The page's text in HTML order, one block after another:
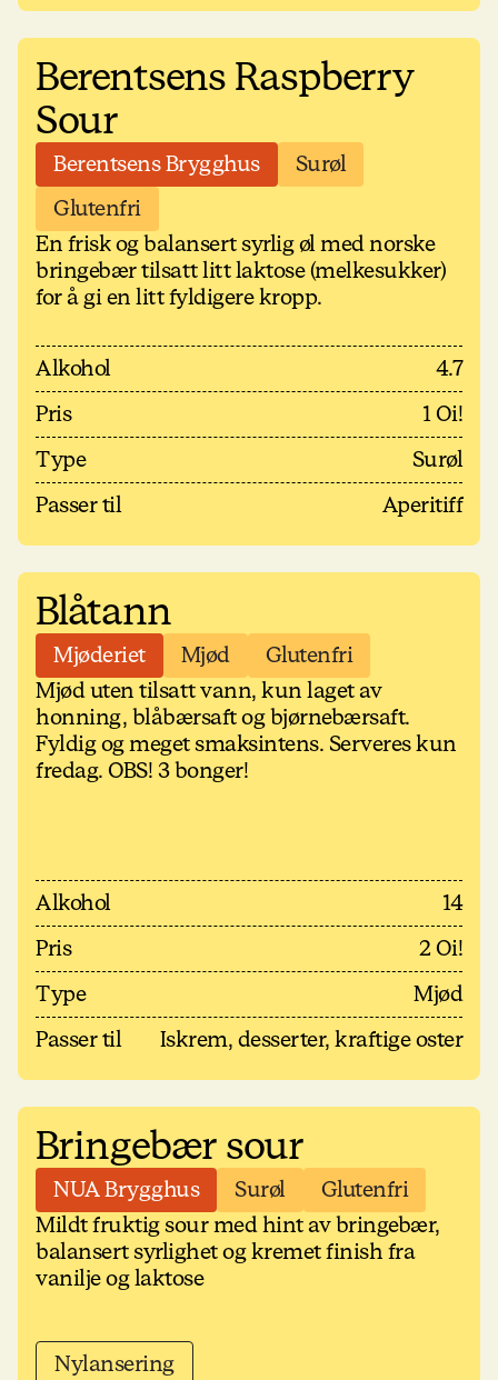
Berentsens Raspberry
Sour
Berentsens Brygghus
Surøl
Glutenfri
En frisk og balansert syrlig øl med norske
bringebær tilsatt litt laktose (melkesukker)
for å gi en litt fyldigere kropp.
Alkohol
4.7
Pris
1 Oi!
Type
Surøl
Passer til
Aperitiff
Blåtann
Mjøderiet Mjød
Glutenfri
Mjød uten tilsatt vann, kun laget av
honning, blåbærsaft og bjørnebærsaft.
Fyldig og meget smaksintens. Serveres kun
fredag. OBS! 3 bonger!
Alkohol
14
Pris
2 Oi!
Type
Mjød
Passer til
Iskrem, desserter, kraftige oster
Bringebær sour
NUA Brygghus Surøl
Glutenfri
Mildt fruktig sour med hint av bringebær,
balansert syrlighet og kremet finish fra
vanilje og laktose
Nylansering